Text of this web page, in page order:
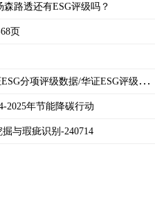
路透还有ESG评级吗？
页
分项评级数据/华证ESG评级分
2025年节能降碳行动
与瑕疵识别-240714